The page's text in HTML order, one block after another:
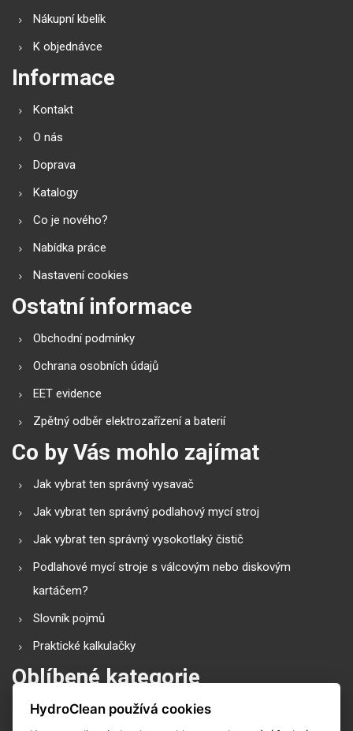
Nákupní kbelík
K objednávce
Informace
Kontakt
O nás
Doprava
Katalogy
Co je nového?
Nabídka práce
Nastavení cookies
Ostatní informace
Obchodní podmínky
Ochrana osobních údajů
EET evidence
Zpětný odběr elektrozařízení a baterií
Co by Vás mohlo zajímat
Jak vybrat ten správný vysavač
Jak vybrat ten správný podlahový mycí stroj
Jak vybrat ten správný vysokotlaký čistič
Podlahové mycí stroje s válcovým nebo diskovým
kartáčem?
Slovník pojmů
Praktické kalkulačky
Oblíbené kategorie
Průmyslové vysavače
HydroClean používá cookies